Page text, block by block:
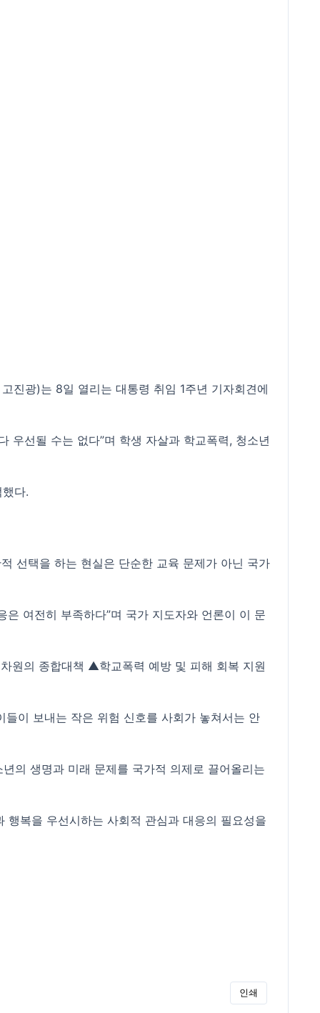
진광)는 8일 열리는 대통령 취임 1주년 기자회견에
우선될 수는 없다”며 학생 자살과 학교폭력, 청소년
다.
선택을 하는 현실은 단순한 교육 문제가 아닌 국가
여전히 부족하다”며 국가 지도자와 언론이 이 문
원의 종합대책 ▲학교폭력 예방 및 피해 회복 지원
이 보내는 작은 위험 신호를 사회가 놓쳐서는 안
의 생명과 미래 문제를 국가적 의제로 끌어올리는
복을 우선시하는 사회적 관심과 대응의 필요성을
인쇄